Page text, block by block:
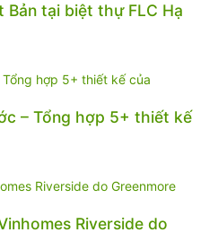
tại biệt thự FLC Hạ
– Tổng hợp 5+ thiết kế
Riverside do